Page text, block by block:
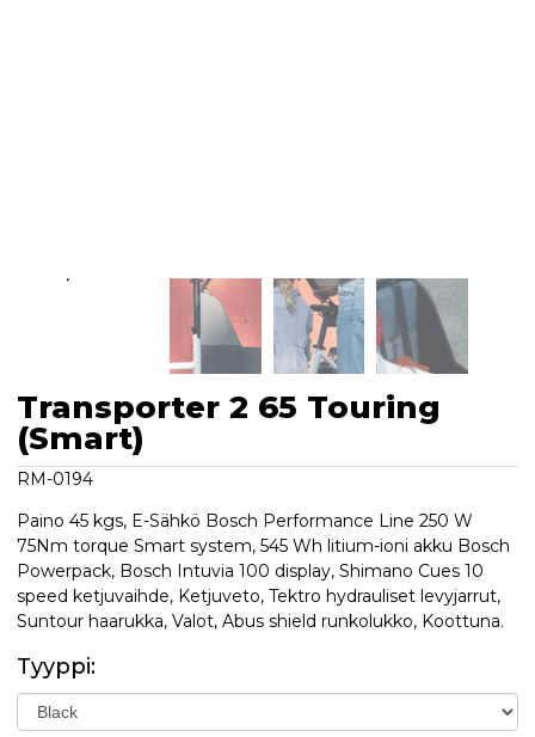
Transporter 2 65 Touring
(Smart)
RM-0194
Paino 45 kgs, E-Sähkö Bosch Performance Line 250 W
75Nm torque Smart system, 545 Wh litium-ioni akku Bosch
Powerpack, Bosch Intuvia 100 display, Shimano Cues 10
speed ketjuvaihde, Ketjuveto, Tektro hydrauliset levyjarrut,
Suntour haarukka, Valot, Abus shield runkolukko, Koottuna.
Tyyppi: